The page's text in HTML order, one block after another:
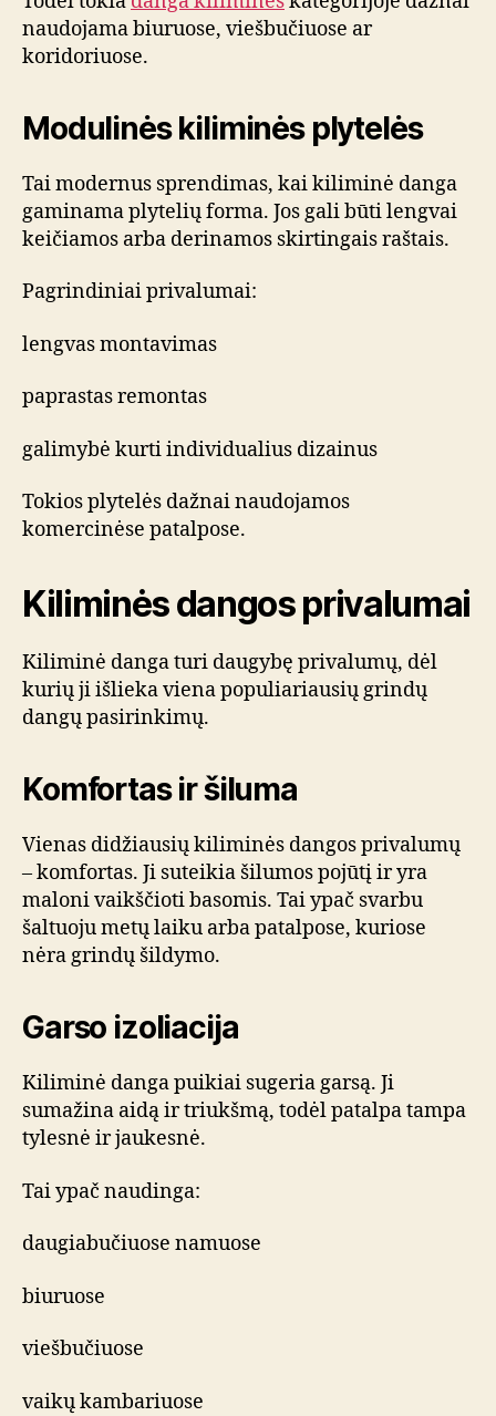
naudojama biuruose, viešbučiuose ar
koridoriuose.
Modulinės kiliminės plytelės
Tai modernus sprendimas, kai kiliminė danga
gaminama plytelių forma. Jos gali būti lengvai
keičiamos arba derinamos skirtingais raštais.
Pagrindiniai privalumai:
lengvas montavimas
paprastas remontas
galimybė kurti individualius dizainus
Tokios plytelės dažnai naudojamos
komercinėse patalpose.
Kiliminės dangos privalumai
Kiliminė danga turi daugybę privalumų, dėl
kurių ji išlieka viena populiariausių grindų
dangų pasirinkimų.
Komfortas ir šiluma
Vienas didžiausių kiliminės dangos privalumų
– komfortas. Ji suteikia šilumos pojūtį ir yra
maloni vaikščioti basomis. Tai ypač svarbu
šaltuoju metų laiku arba patalpose, kuriose
nėra grindų šildymo.
Garso izoliacija
Kiliminė danga puikiai sugeria garsą. Ji
sumažina aidą ir triukšmą, todėl patalpa tampa
tylesnė ir jaukesnė.
Tai ypač naudinga:
daugiabučiuose namuose
biuruose
viešbučiuose
vaikų kambariuose